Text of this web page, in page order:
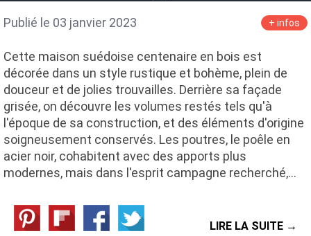
Publié le 03 janvier 2023 + infos
Cette maison suédoise centenaire en bois est
décorée dans un style rustique et bohème, plein de
douceur et de jolies trouvailles. Derrière sa façade
grisée, on découvre les volumes restés tels qu'à
l'époque de sa construction, et des éléments d'origine
soigneusement conservés. Les poutres, le poêle en
acier noir, cohabitent avec des apports plus
modernes, mais dans l'esprit campagne recherché,…
LIRE LA SUITE →